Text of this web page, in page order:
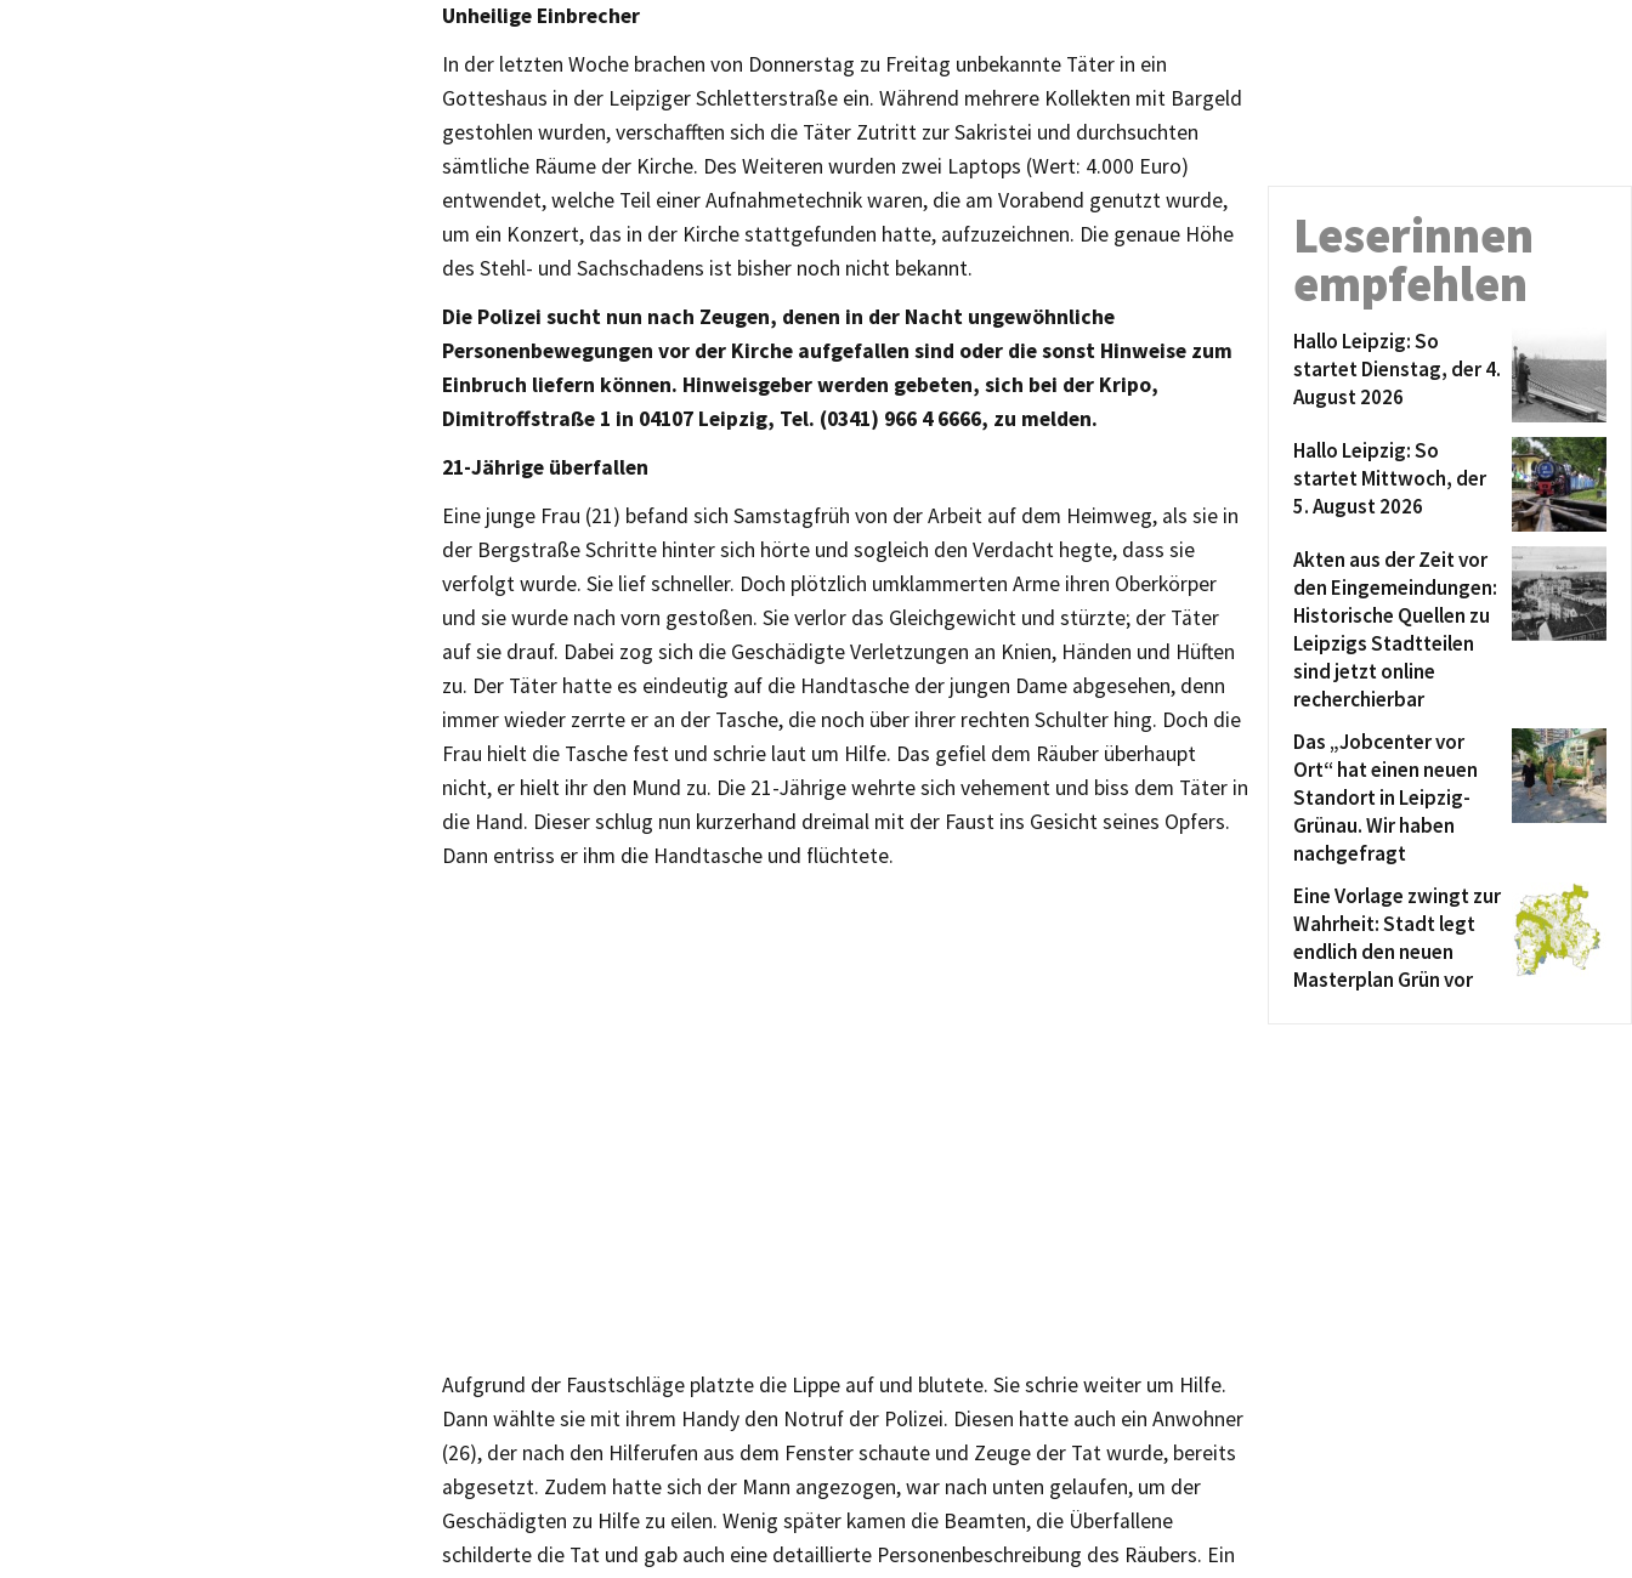
Unheilige Einbrecher
In der letzten Woche brachen von Donnerstag zu Freitag unbekannte Täter in ein
Gotteshaus in der Leipziger Schletterstraße ein. Während mehrere Kollekten mit Bargeld
gestohlen wurden, verschafften sich die Täter Zutritt zur Sakristei und durchsuchten
sämtliche Räume der Kirche. Des Weiteren wurden zwei Laptops (Wert: 4.000 Euro)
entwendet, welche Teil einer Aufnahmetechnik waren, die am Vorabend genutzt wurde,
um ein Konzert, das in der Kirche stattgefunden hatte, aufzuzeichnen. Die genaue Höhe
des Stehl- und Sachschadens ist bisher noch nicht bekannt.
Die Polizei sucht nun nach Zeugen, denen in der Nacht ungewöhnliche
Personenbewegungen vor der Kirche aufgefallen sind oder die sonst Hinweise zum
Einbruch liefern können. Hinweisgeber werden gebeten, sich bei der Kripo,
Dimitroffstraße 1 in 04107 Leipzig, Tel. (0341) 966 4 6666, zu melden.
21-Jährige überfallen
Eine junge Frau (21) befand sich Samstagfrüh von der Arbeit auf dem Heimweg, als sie in
der Bergstraße Schritte hinter sich hörte und sogleich den Verdacht hegte, dass sie
verfolgt wurde. Sie lief schneller. Doch plötzlich umklammerten Arme ihren Oberkörper
und sie wurde nach vorn gestoßen. Sie verlor das Gleichgewicht und stürzte; der Täter
auf sie drauf. Dabei zog sich die Geschädigte Verletzungen an Knien, Händen und Hüften
zu. Der Täter hatte es eindeutig auf die Handtasche der jungen Dame abgesehen, denn
immer wieder zerrte er an der Tasche, die noch über ihrer rechten Schulter hing. Doch die
Frau hielt die Tasche fest und schrie laut um Hilfe. Das gefiel dem Räuber überhaupt
nicht, er hielt ihr den Mund zu. Die 21-Jährige wehrte sich vehement und biss dem Täter in
die Hand. Dieser schlug nun kurzerhand dreimal mit der Faust ins Gesicht seines Opfers.
Dann entriss er ihm die Handtasche und flüchtete.
Aufgrund der Faustschläge platzte die Lippe auf und blutete. Sie schrie weiter um Hilfe.
Dann wählte sie mit ihrem Handy den Notruf der Polizei. Diesen hatte auch ein Anwohner
(26), der nach den Hilferufen aus dem Fenster schaute und Zeuge der Tat wurde, bereits
abgesetzt. Zudem hatte sich der Mann angezogen, war nach unten gelaufen, um der
Geschädigten zu Hilfe zu eilen. Wenig später kamen die Beamten, die Überfallene
schilderte die Tat und gab auch eine detaillierte Personenbeschreibung des Räubers. Ein
Leserinnen
empfehlen
Hallo Leipzig: So
startet Dienstag, der 4.
August 2026
Hallo Leipzig: So
startet Mittwoch, der
5. August 2026
Akten aus der Zeit vor
den Eingemeindungen:
Historische Quellen zu
Leipzigs Stadtteilen
sind jetzt online
recherchierbar
Das „Jobcenter vor
Ort“ hat einen neuen
Standort in Leipzig-
Grünau. Wir haben
nachgefragt
Eine Vorlage zwingt zur
Wahrheit: Stadt legt
endlich den neuen
Masterplan Grün vor